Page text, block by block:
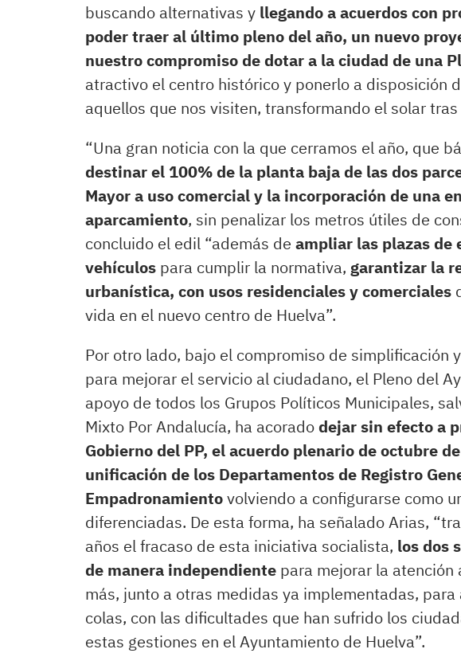
buscando alternativas y llegando a acuerdos con
poder traer al último pleno del año, un nuevo
nuestro compromiso de dotar a la ciudad de una
atractivo el centro histórico y ponerlo a disposición
aquellos que nos visiten, transformando el solar
“Una gran noticia con la que cerramos el año, que
destinar el 100% de la planta baja de las dos
Mayor a uso comercial y la incorporación de una
aparcamiento, sin penalizar los metros útiles de
concluido el edil “además de ampliar las plazas de
vehículos para cumplir la normativa, garantizar la
urbanística, con usos residenciales y comerciales
vida en el nuevo centro de Huelva”.
Por otro lado, bajo el compromiso de simplificación
para mejorar el servicio al ciudadano, el Pleno del
apoyo de todos los Grupos Políticos Municipales,
Mixto Por Andalucía, ha acoradodejar sin efecto a
Gobierno del PP, el acuerdo plenario de octubre
unificación de los Departamentos de Registro
Empadronamientovolviendo a configurarse como
diferenciadas. De esta forma, ha señalado Arias,
años el fracaso de esta iniciativa socialista, los dos
de manera independiente para mejorar la
más, junto a otras medidas ya implementadas,
colas, con las dificultades que han sufrido los
estas gestiones en el Ayuntamiento de Huelva”.